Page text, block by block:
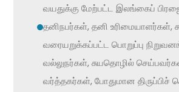
வயதுக்கு மேற்பட்ட இலங்கைப்
தனிநபர்கள், தனி
வரையறுக்கப்பட்ட பொறுப்பு
வல்லுநர்கள், சுயதொழில்
வர்த்தகர்கள், போதுமான திருப்பிச்